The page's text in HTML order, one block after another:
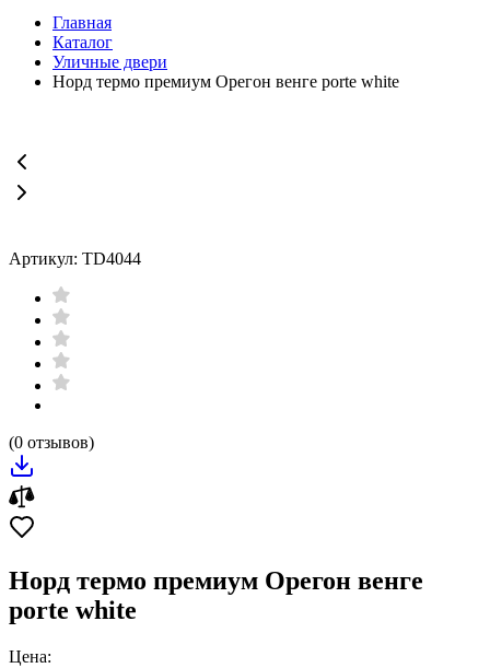
Главная
Каталог
Уличные двери
Норд термо премиум Орегон венге porte white
Артикул: TD4044
(0 отзывов)
Норд термо премиум Орегон венге
porte white
Цена: